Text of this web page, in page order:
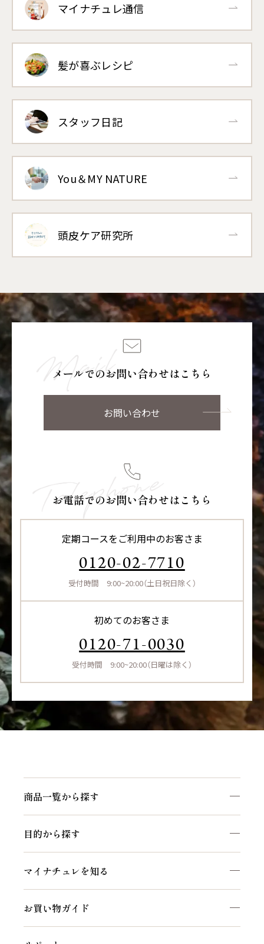
マイナチュレ通信
髪が喜ぶレシピ
スタッフ日記
You＆MY NATURE
頭皮ケア研究所
メールでのお問い合わせはこちら
お問い合わせ
お電話でのお問い合わせはこちら
定期コースをご利用中のお客さま
0120-02-7710
受付時間 9:00~20:00（土日祝日除く）
初めてのお客さま
0120-71-0030
受付時間 9:00~20:00（日曜は除く）
商品一覧から探す
目的から探す
マイナチュレを知る
お買い物ガイド